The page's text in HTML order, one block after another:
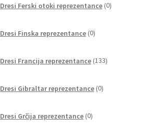
Dresi Ferski otoki reprezentance 0izdelkov
Dresi Finska reprezentance 0izdelkov
Dresi Francija reprezentance 133izdelkov
Dresi Gibraltar reprezentance 0izdelkov
Dresi Grčija reprezentance 0izdelkov